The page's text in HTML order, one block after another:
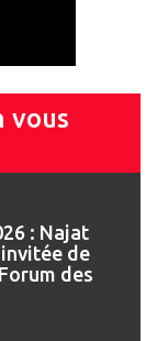
vous
: Najat
de
des